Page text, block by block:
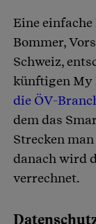
Eine
Bommer,
Schweiz,
künftigen My
die ÖV-
dem das
Strecken
danach wird
verrechnet.